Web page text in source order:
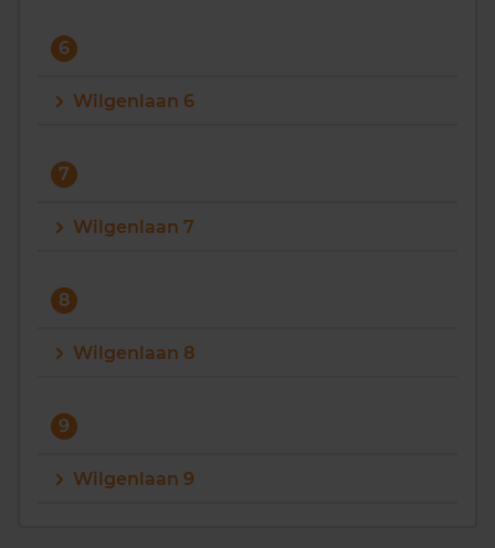
6
Wilgenlaan 6
7
Wilgenlaan 7
8
Wilgenlaan 8
9
Wilgenlaan 9